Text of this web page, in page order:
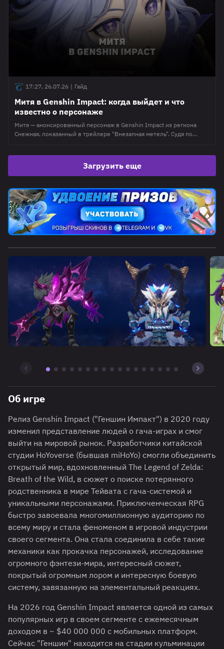
будет ее обновлять. Материал регулярно
17:27, 26.07.26 | Гайд
Митя в Genshin Impact: когда выйдет и что
известно о персонаже
Митя — анонсированный персонаж в Genshin Impact из региона
Снежная, показанный в трейлере "Внезапная метель". Судя по
собрала всю имеющуюся информацию о персонаже Митя в Genshin
Загрузить еще
Об игре
Релиз Genshin Impact ("Геншин Импакт") в 2020 году
изменил представление людей о гача-играх и смог
выйти на мировой рынок. Разработчики китайской
студии HoYoverse (бывшая miHoYo) смогли объединить
открытый мир, вдохновленный The Legend of Zelda:
Breath of the Wild, в сюжет о поиске потерянного
родственника в мире Тейвата с гача-системой и
уникальными персонажами. Приключенческая RPG
быстро завоевала многомиллионную аудиторию по
всему миру и стала феноменом в игровой индустрии
своего сегмента. Она стала соединила в себе такие
механики как прокачка персонажей, исследование
огромного фэнтези-мира, интересный сюжет,
покрытый огромным лором и интересную боевую
систему, завязанную на элементальный реакциях.
На 2026 год Genshin Impact является одной из самых
популярных игр в своем сегменте c ежемесячным
доходом в ~ $40 000 000 с мобильных платформ.
Сейчас "Геншин" находится на стадии кульминации